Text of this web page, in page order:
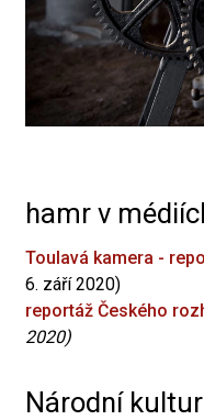
hamr v
Toulavá kamera -
6. září 2020)
reportáž Českého
2020)
Národní